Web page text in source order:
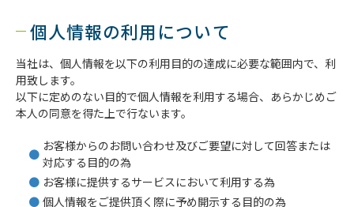
個人情報の利用について
当社は、個人情報を以下の利用目的の達成に必要な範囲内で、利
用致します。
以下に定めのない目的で個人情報を利用する場合、あらかじめご
本人の同意を得た上で行ないます。
お客様からのお問い合わせ及びご要望に対して回答または
対応する目的の為
お客様に提供するサービスにおいて利用する為
個人情報をご提供頂く際に予め開示する目的の為